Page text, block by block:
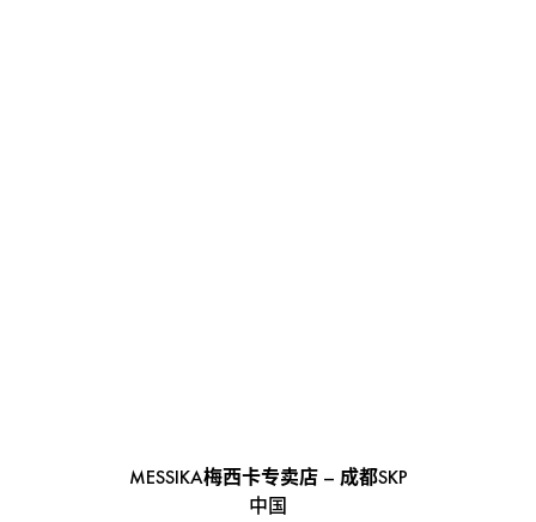
MESSIKA梅西卡专卖店 – 成都SKP
中国